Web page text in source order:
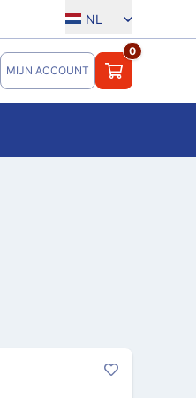
NL
MIJN ACCOUNT
0